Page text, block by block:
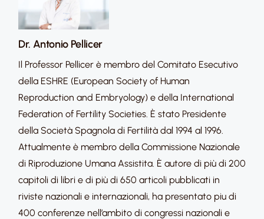
Dr. Antonio Pellicer
Il Professor Pellicer è membro del Comitato Esecutivo
della ESHRE (European Society of Human
Reproduction and Embryology) e della International
Federation of Fertility Societies. È stato Presidente
della Società Spagnola di Fertilità dal 1994 al 1996.
Attualmente è membro della Commissione Nazionale
di Riproduzione Umana Assistita. È autore di più di 200
capitoli di libri e di più di 650 articoli pubblicati in
riviste nazionali e internazionali, ha presentato piu di
400 conferenze nell’ambito di congressi nazionali e